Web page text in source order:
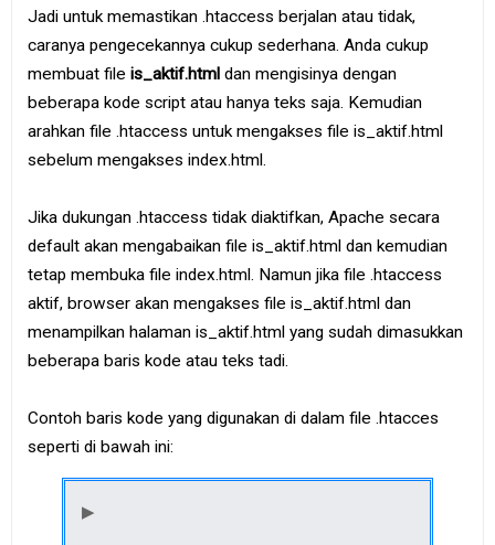
Jadi untuk memastikan .htaccess berjalan atau tidak,
caranya pengecekannya cukup sederhana. Anda cukup
membuat file is_aktif.html dan mengisinya dengan
beberapa kode script atau hanya teks saja. Kemudian
arahkan file .htaccess untuk mengakses file is_aktif.html
sebelum mengakses index.html.
Jika dukungan .htaccess tidak diaktifkan, Apache secara
default akan mengabaikan file is_aktif.html dan kemudian
tetap membuka file index.html. Namun jika file .htaccess
aktif, browser akan mengakses file is_aktif.html dan
menampilkan halaman is_aktif.html yang sudah dimasukkan
beberapa baris kode atau teks tadi.
Contoh baris kode yang digunakan di dalam file .htacces
seperti di bawah ini: